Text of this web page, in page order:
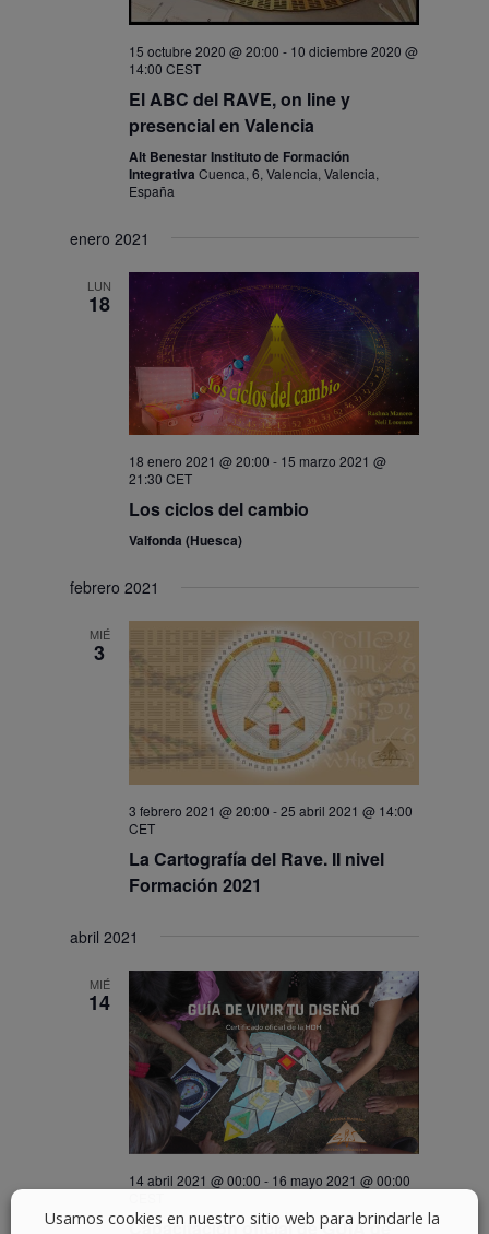
15 octubre 2020 @ 20:00 - 10 diciembre 2020 @
14:00 CEST
El ABC del RAVE, on line y
presencial en Valencia
Alt Benestar Instituto de Formación
IntegrativaCuenca, 6, Valencia, Valencia,
España
enero 2021
LUN
18
18 enero 2021 @ 20:00 - 15 marzo 2021 @
21:30 CET
Los ciclos del cambio
Valfonda (Huesca)
febrero 2021
MIÉ
3
3 febrero 2021 @ 20:00 -25 abril 2021 @ 14:00
CET
La Cartografía del Rave. II nivel
Formación 2021
abril 2021
MIÉ
14
14 abril 2021 @ 00:00 - 16 mayo 2021 @ 00:00
Capacitación oficial de GUÍA de
Usamos cookies en nuestro sitio web para brindarle la